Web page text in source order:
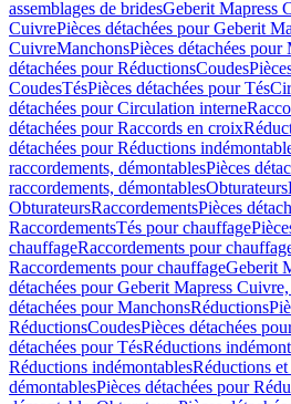
assemblages de bridesGeberit Mapress
CuivrePièces détachées pour Geberit
CuivreManchonsPièces détachées pour
détachées pour RéductionsCoudes
CoudesTésPièces détachées pour Tés
détachées pour Circulation interne
détachées pour Raccords en croix
détachées pour Réductions
raccordements, démontablesPièces
raccordements, démontablesObturateurs
ObturateursRaccordementsPièces
RaccordementsTés pour chauffage
chauffageRaccordements pour
Raccordements pour chauffageGeberit
détachées pour Geberit Mapress
détachées pour ManchonsRéductions
RéductionsCoudesPièces détachées
détachées pour TésRéductions
Réductions indémontablesRéductions
démontablesPièces détachées pour